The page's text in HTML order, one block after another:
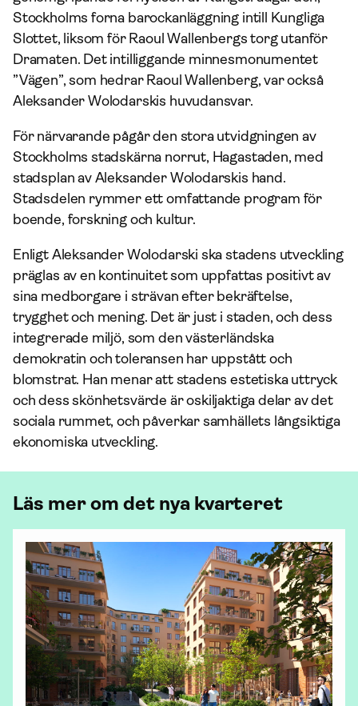
Stockholms forna barockanläggning intill Kungliga
Slottet, liksom för Raoul Wallenbergs torg utanför
Dramaten. Det intilliggande minnesmonumentet
”Vägen”, som hedrar Raoul Wallenberg, var också
Aleksander Wolodarskis huvudansvar.
För närvarande pågår den stora utvidgningen av
Stockholms stadskärna norrut, Hagastaden, med
stadsplan av Aleksander Wolodarskis hand.
Stadsdelen rymmer ett omfattande program för
boende, forskning och kultur.
Enligt Aleksander Wolodarski ska stadens utveckling
präglas av en kontinuitet som uppfattas positivt av
sina medborgare i strävan efter bekräftelse,
trygghet och mening. Det är just i staden, och dess
integrerade miljö, som den västerländska
demokratin och toleransen har uppstått och
blomstrat. Han menar att stadens estetiska uttryck
och dess skönhetsvärde är oskiljaktiga delar av det
sociala rummet, och påverkar samhällets långsiktiga
ekonomiska utveckling.
Läs mer om det nya kvarteret